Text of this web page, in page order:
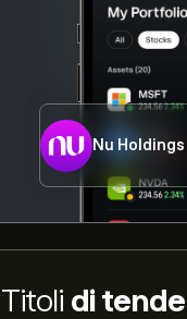
Nu
Titoli di